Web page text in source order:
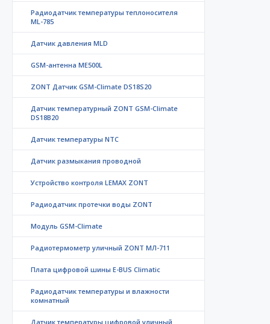
Радиодатчик температуры теплоносителя
ML-785
Датчик давления MLD
GSM-антенна ME500L
ZONT Датчик GSM-Climate DS18S20
Датчик температурный ZONT GSM-Climate
DS18B20
Датчик температуры NTC
Датчик размыкания проводной
Устройство контроля LEMAX ZONT
Радиодатчик протечки воды ZONT
Модуль GSM-Climate
Радиотермометр уличный ZONT МЛ-711
Плата цифровой шины E-BUS Climatic
Радиодатчик температуры и влажности
комнатный
Датчик температуры цифровой уличный